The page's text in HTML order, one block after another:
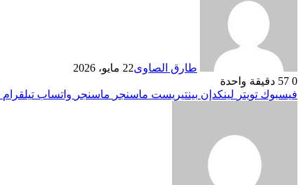
طارق الصاوى22 مايو، 2026
0
دقيقة واحدة
فيسبوك تويتر لينكدإن بينتيريست ماسنجر ماسنجر واتساب تيلقرام